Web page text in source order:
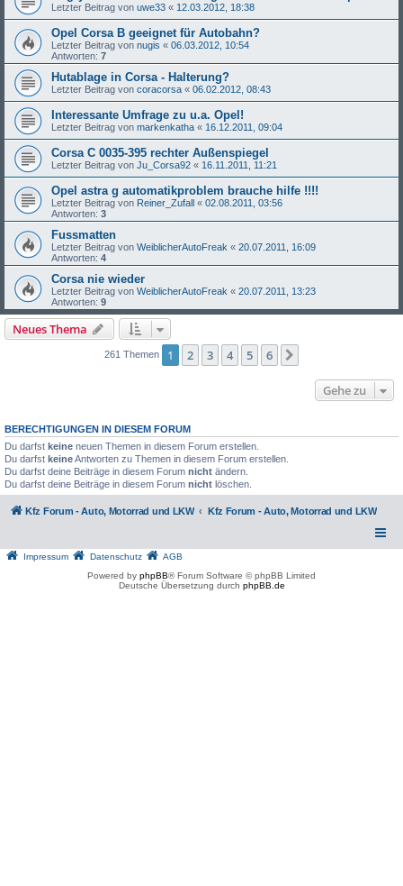
Letzter Beitrag von uwe33 « 12.03.2012, 18:38
Opel Corsa B geeignet für Autobahn?
Letzter Beitrag von nugis « 06.03.2012, 10:54
Antworten: 7
Hutablage in Corsa - Halterung?
Letzter Beitrag von coracorsa « 06.02.2012, 08:43
Interessante Umfrage zu u.a. Opel!
Letzter Beitrag von markenkatha « 16.12.2011, 09:04
Corsa C 0035-395 rechter Außenspiegel
Letzter Beitrag von Ju_Corsa92 « 16.11.2011, 11:21
Opel astra g automatikproblem brauche hilfe !!!!
Letzter Beitrag von Reiner_Zufall « 02.08.2011, 03:56
Antworten: 3
Fussmatten
Letzter Beitrag von WeiblicherAutoFreak « 20.07.2011, 16:09
Antworten: 4
Corsa nie wieder
Letzter Beitrag von WeiblicherAutoFreak « 20.07.2011, 13:23
Antworten: 9
Neues Thema
261 Themen 1 2 3 4 5 6
Gehe zu
BERECHTIGUNGEN IN DIESEM FORUM
Du darfst keine neuen Themen in diesem Forum erstellen.
Du darfst keineAntworten zu Themen in diesem Forum erstellen.
Du darfst deine Beiträge in diesem Forum nicht ändern.
Du darfst deine Beiträge in diesem Forum nicht löschen.
Kfz Forum - Auto, Motorrad und LKW Kfz Forum - Auto, Motorrad und LKW
Impressum Datenschutz
AGB
Powered by phpBB® Forum Software © phpBB Limited
Deutsche Übersetzung durch phpBB.de